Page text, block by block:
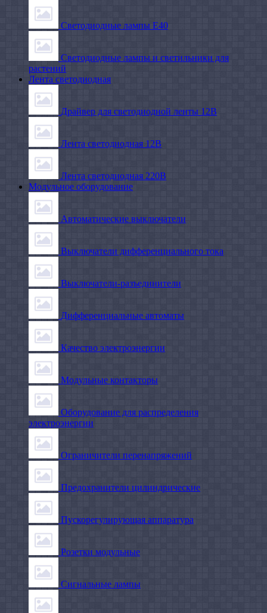
Светодиодные лампы Е40
Светодиодные лампы и светильники для
растений
Лента светодиодная
Драйвер для светодиодной ленты 12В
Лента светодиодная 12В
Лента светодиодная 220В
Модульное оборудование
Автоматические выключатели
Выключатели дифференциального тока
Выключатели-разъединители
Дифференциальные автоматы
Качество электроэнергии
Модульные контакторы
Оборудование для распределения
электроэнергии
Ограничители перенапряжений
Предохранители цилиндрические
Пускорегулирующая аппаратура
Розетки модульные
Сигнальные лампы